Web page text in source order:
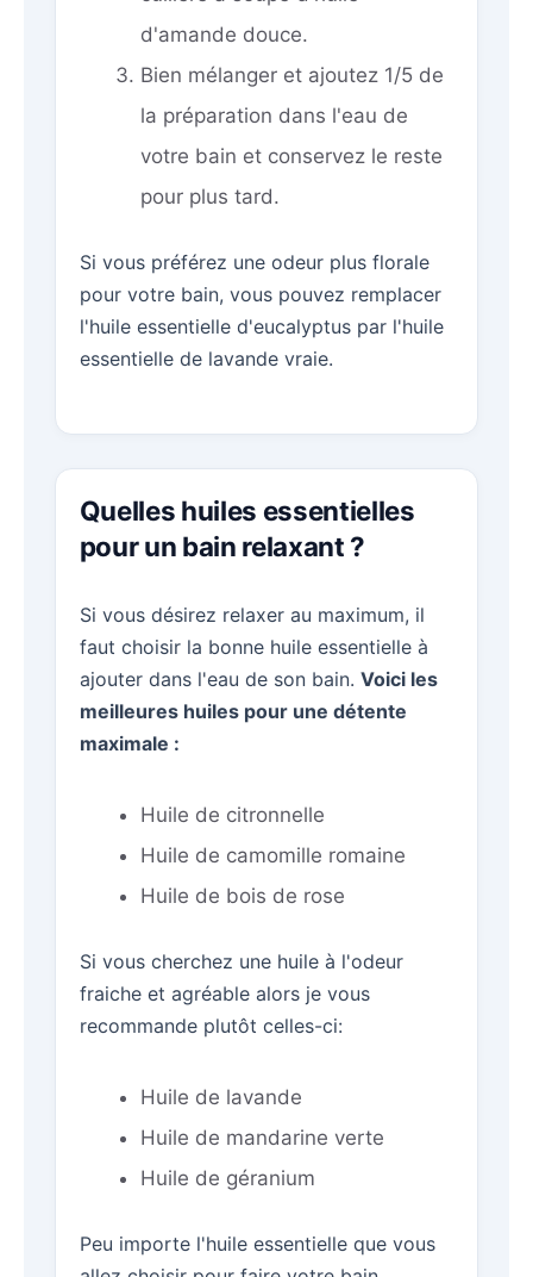
d'amande douce.
Bien mélanger et ajoutez 1/5 de
la préparation dans l'eau de
votre bain et conservez le reste
pour plus tard.
Si vous préférez une odeur plus florale
pour votre bain, vous pouvez remplacer
l'huile essentielle d'eucalyptus par l'huile
essentielle de lavande vraie.
Quelles huiles essentielles
pour un bain relaxant ?
Si vous désirez relaxer au maximum, il
faut choisir la bonne huile essentielle à
ajouter dans l'eau de son bain. Voici les
meilleures huiles pour une détente
maximale :
Huile de citronnelle
Huile de camomille romaine
Huile de bois de rose
Si vous cherchez une huile à l'odeur
fraiche et agréable alors je vous
recommande plutôt celles-ci:
Huile de lavande
Huile de mandarine verte
Huile de géranium
Peu importe l'huile essentielle que vous